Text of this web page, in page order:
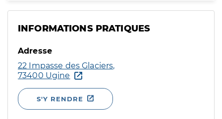
INFORMATIONS PRATIQUES
Adresse
22 Impasse des Glaciers,
73400 Ugine
S'Y RENDRE